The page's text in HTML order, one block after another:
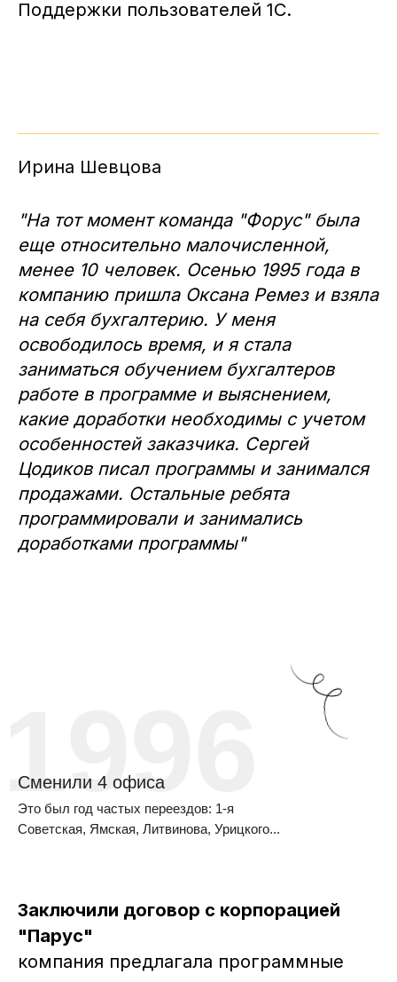
Поддержки пользователей 1С.
Ирина Шевцова
"На тот момент команда "Форус" была
еще относительно малочисленной,
менее 10 человек. Осенью 1995 года в
компанию пришла Оксана Ремез и взяла
на себя бухгалтерию. У меня
освободилось время, и я стала
заниматься обучением бухгалтеров
работе в программе и выяснением,
какие доработки необходимы с учетом
особенностей заказчика. Сергей
Цодиков писал программы и занимался
продажами. Остальные ребята
программировали и занимались
доработками программы"
1996
Сменили 4 офиса
Это был год частых переездов: 1-я
Советская, Ямская, Литвинова, Урицкого...
Заключили договор с корпорацией
"Парус"
компания предлагала программные